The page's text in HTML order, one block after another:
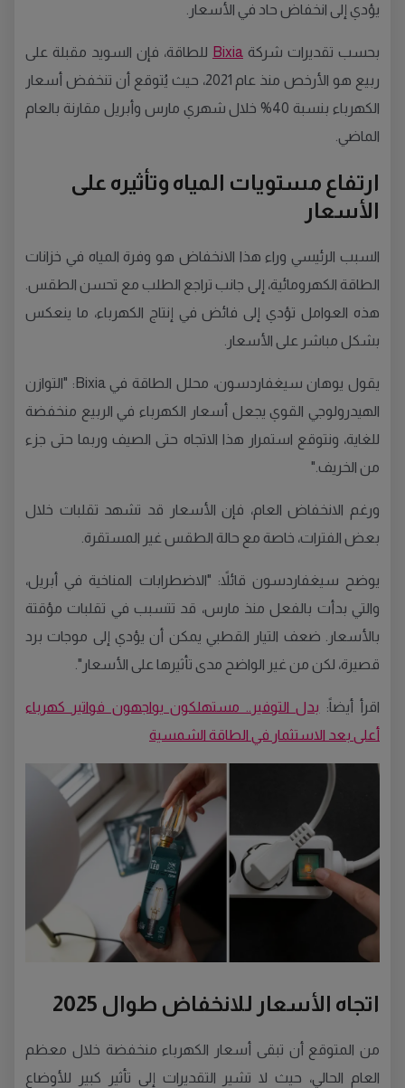
يؤدي إلى انخفاض حاد في الأسعار.
بحسب تقديرات شركة Bixia للطاقة، فإن السويد مقبلة على
ربيع هو الأرخص منذ عام 2021، حيث يُتوقع أن تنخفض أسعار
الكهرباء بنسبة 40% خلال شهري مارس وأبريل مقارنة بالعام
الماضي.
ارتفاع مستويات المياه وتأثيره على
الأسعار
السبب الرئيسي وراء هذا الانخفاض هو وفرة المياه في خزانات
الطاقة الكهرومائية، إلى جانب تراجع الطلب مع تحسن الطقس.
هذه العوامل تؤدي إلى فائض في إنتاج الكهرباء، ما ينعكس
بشكل مباشر على الأسعار.
يقول يوهان سيغفاردسون، محلل الطاقة في Bixia: "التوازن
الهيدرولوجي القوي يجعل أسعار الكهرباء في الربيع منخفضة
للغاية، ونتوقع استمرار هذا الاتجاه حتى الصيف وربما حتى جزء
من الخريف."
ورغم الانخفاض العام، فإن الأسعار قد تشهد تقلبات خلال
بعض الفترات، خاصة مع حالة الطقس غير المستقرة.
يوضح سيغفاردسون قائلاً: "الاضطرابات المناخية في أبريل،
والتي بدأت بالفعل منذ مارس، قد تتسبب في تقلبات مؤقتة
بالأسعار. ضعف التيار القطبي يمكن أن يؤدي إلى موجات برد
قصيرة، لكن من غير الواضح مدى تأثيرها على الأسعار".
اقرأ أيضاً: بدل التوفير.. مستهلكون يواجهون فواتير كهرباء
أعلى بعد الاستثمار في الطاقة الشمسية
اتجاه الأسعار للانخفاض طوال 2025
من المتوقع أن تبقى أسعار الكهرباء منخفضة خلال معظم
العام الحالي، حيث لا تشير التقديرات إلى تأثير كبير للأوضاع